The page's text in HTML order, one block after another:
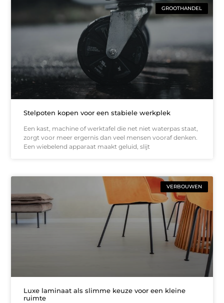
GROOTHANDEL
Stelpoten kopen voor een stabiele werkplek
Een kast, machine of werktafel die net niet waterpas staat,
zorgt voor meer ergernis dan veel mensen vooraf denken.
Een wiebelend apparaat maakt geluid, slijt
VERBOUWEN
Luxe laminaat als slimme keuze voor een kleine
ruimte